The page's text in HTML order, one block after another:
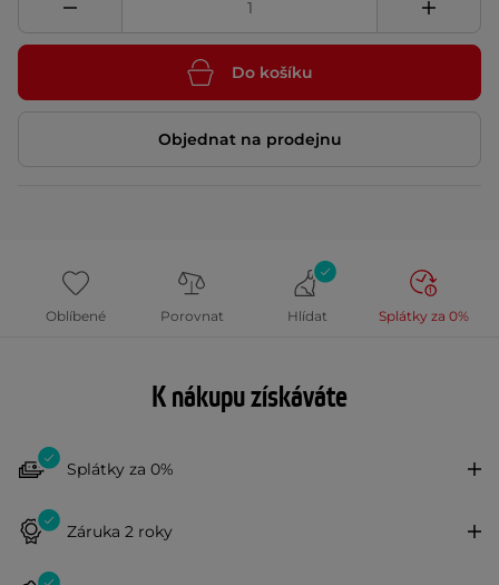
Do košíku
Objednat na prodejnu
Oblíbené Porovnat Hlídat Splátky za 0%
K nákupu získáváte
Splátky za 0%
Záruka 2 roky